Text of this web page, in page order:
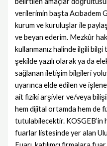
verilerimin başta Acıbadem
kurum ve kuruluşlar ile
ve beyan ederim. Mezkûr
kullanmanız halinde ilgili bilgi
şekilde yazılı olarak ya da
sağlanan iletişim bilgileri
uyarınca elde edilen ve
ait fiziki arşivler ve/veya
hem dijital ortamda hem de
tutulabilecektir. KOSGEB’in
fuarlar listesinde yer alan